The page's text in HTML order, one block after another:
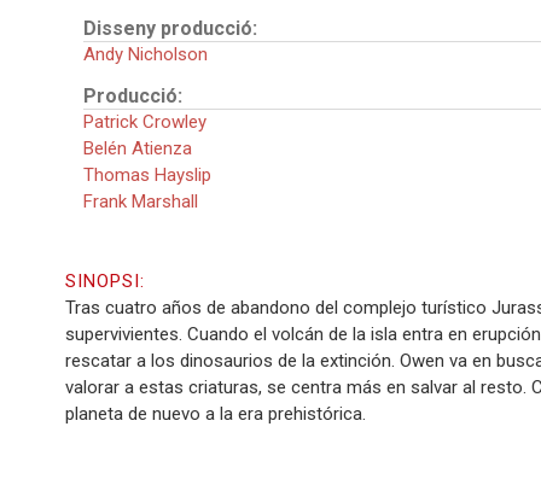
Disseny producció:
Andy Nicholson
Producció:
Patrick Crowley
Belén Atienza
Thomas Hayslip
Frank Marshall
SINOPSI:
Tras cuatro años de abandono del complejo turístico
supervivientes. Cuando el volcán de la isla entra en
rescatar a los dinosaurios de la extinción. Owen va en
valorar a estas criaturas, se centra más en salvar al resto.
planeta de nuevo a la era prehistórica.